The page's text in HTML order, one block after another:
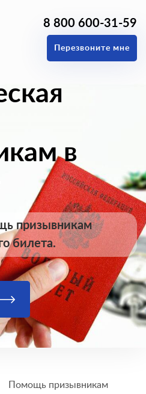
8 800 600-31-59
Перезвоните мне
в
призывникам
билета.
Помощь призывникам